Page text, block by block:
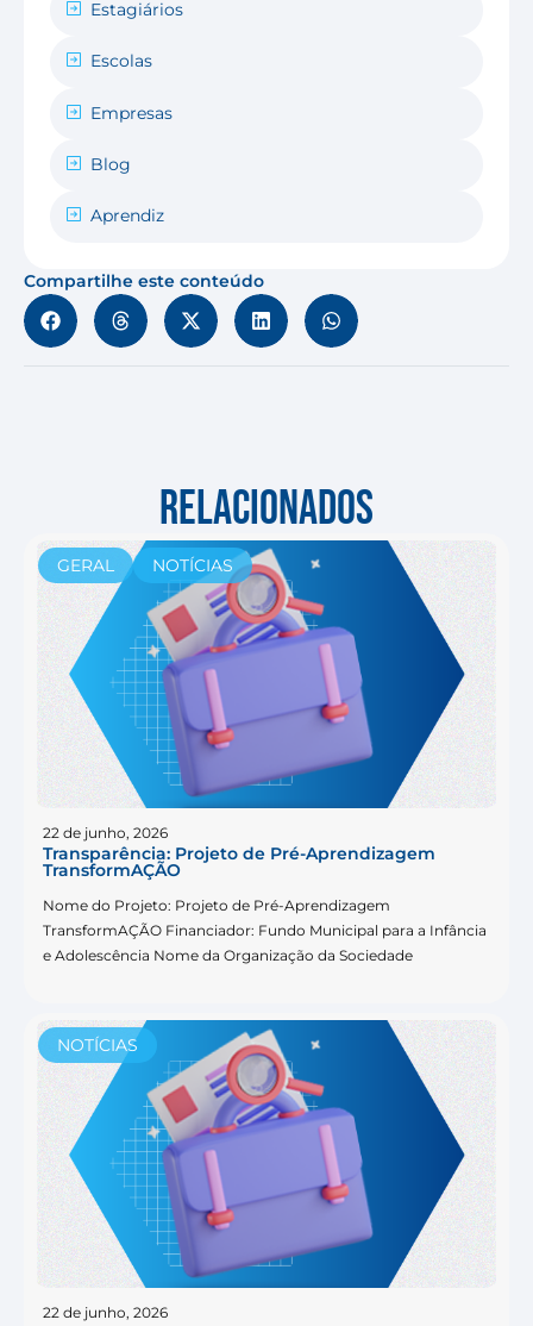
Estagiários
Escolas
Empresas
Blog
Aprendiz
Compartilhe este conteúdo
RELACIONADOS
GERAL NOTÍCIAS
22 de junho, 2026
Transparência: Projeto de Pré-Aprendizagem
TransformAÇÃO
Nome do Projeto: Projeto de Pré-Aprendizagem
TransformAÇÃO Financiador: Fundo Municipal para a Infância
e Adolescência Nome da Organização da Sociedade
NOTÍCIAS
22 de junho, 2026